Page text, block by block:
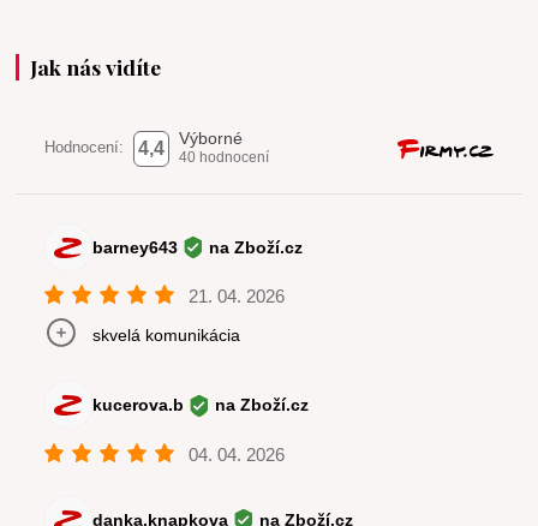
Jak nás vidíte